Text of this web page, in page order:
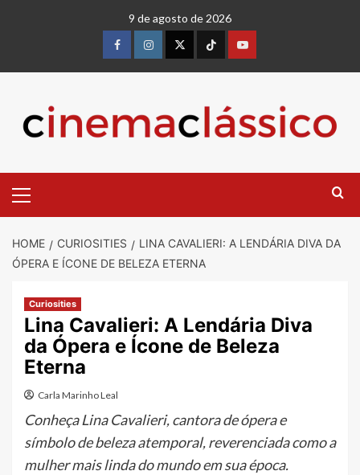
9 de agosto de 2026
HOME CURIOSITIES
LINA CAVALIERI: A LENDÁRIA DIVA DA
ÓPERA E ÍCONE DE BELEZA ETERNA
Curiosities
Lina Cavalieri: A Lendária Diva
da Ópera e Ícone de Beleza
Eterna
Carla Marinho Leal
Conheça Lina Cavalieri, cantora de ópera e
símbolo de beleza atemporal, reverenciada como a
mulher mais linda do mundo em sua época.